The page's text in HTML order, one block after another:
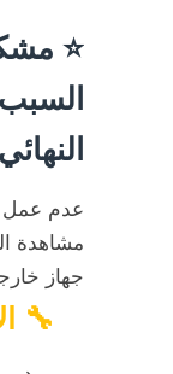
⭐
النهائي
جهاز
🔧